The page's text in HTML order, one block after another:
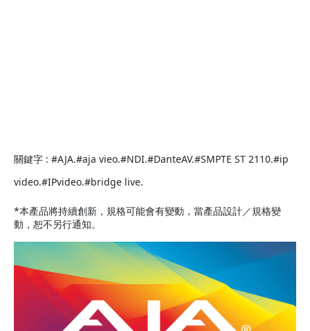
關鍵字 : #AJA.#aja vieo.#NDI.#DanteAV.#SMPTE ST 2110.#ip
video.#IPvideo.#bridge live.
*本產品將持續創新，規格可能會有變動，當產品設計／規格變
動，恕不另行通知。